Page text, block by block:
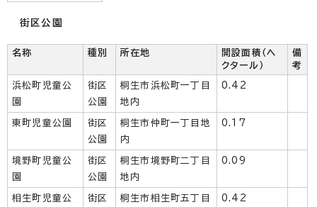
街区公園
名称 種別 所在地
開設面積（ヘ
クタール）
備
考
浜松町児童公
園
街区
公園
桐生市浜松町一丁目
地内
0.42
東町児童公園
街区
公園
桐生市仲町一丁目地
内
0.17
境野町児童公
園
街区
公園
桐生市境野町二丁目
地内
0.09
相生町児童公
街区
桐生市相生町五丁目
0.42